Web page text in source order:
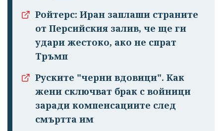
Ройтерс: Иран заплаши страните
от Персийския залив, че ще ги
удари жестоко, ако не спрат
Тръмп
Руските "черни вдовици". Как
жени сключват брак с войници
заради компенсациите след
смъртта им